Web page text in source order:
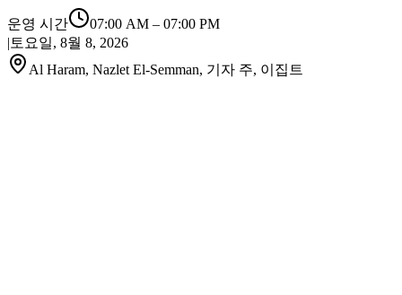
운영 시간 07:00 AM – 07:00 PM
| 토요일, 8월 8, 2026
Al Haram, Nazlet El-Semman, 기자 주, 이집트